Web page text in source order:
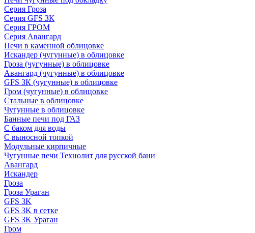
Серия Гроза
Серия GFS ЗК
Серия ГРОМ
Серия Авангард
Печи в каменной облицовке
Искандер (чугунные) в облицовке
Гроза (чугунные) в облицовке
Авангард (чугунные) в облицовке
GFS ЗК (чугунные) в облицовке
Гром (чугунные) в облицовке
Стальные в облицовке
Чугунные в облицовке
Банные печи под ГАЗ
С баком для воды
С выносной топкой
Модульные кирпичные
Чугунные печи Технолит для русской бани
Авангард
Искандер
Гроза
Гроза Ураган
GFS 3K
GFS 3K в сетке
GFS 3K Ураган
Гром